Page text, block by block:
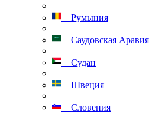
Румыния
Саудовская Аравия
Судан
Швеция
Словения